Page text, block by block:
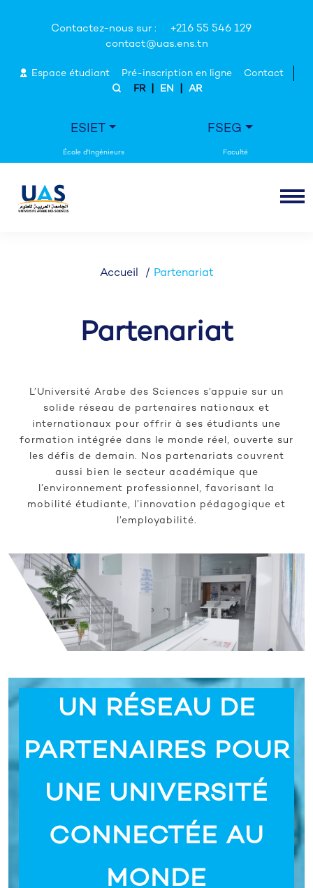
Contactez-nous sur :
+216 55 546 129
contact@uas.ens.tn
Espace étudiant Pré-inscription en ligne
Contact
FR
EN AR
ESIET FSEG
Accueil Partenariat
Partenariat
L’Université Arabe des Sciences s’appuie sur un
solide réseau de partenaires nationaux et
internationaux pour offrir à ses étudiants une
formation intégrée dans le monde réel, ouverte sur
les défis de demain. Nos partenariats couvrent
aussi bien le secteur académique que
l’environnement professionnel, favorisant la
mobilité étudiante, l’innovation pédagogique et
l’employabilité.
UN RÉSEAU DE
PARTENAIRES POUR
UNE UNIVERSITÉ
CONNECTÉE AU
MONDE